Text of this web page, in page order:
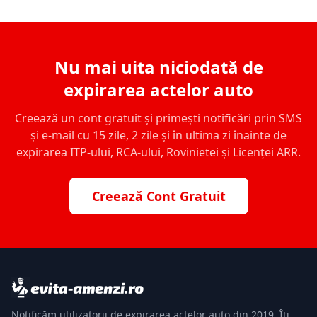
Nu mai uita niciodată de
expirarea actelor auto
Creează un cont gratuit și primești notificări prin SMS
și e-mail cu 15 zile, 2 zile și în ultima zi înainte de
expirarea ITP-ului, RCA-ului, Rovinietei și Licenței ARR.
Creează Cont Gratuit